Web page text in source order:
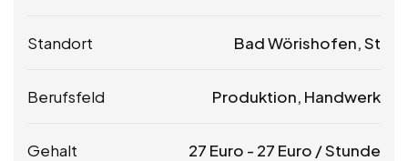
Standort Bad Wörishofen, St
Berufsfeld Produktion, Handwerk
Gehalt 27 Euro - 27 Euro / Stunde